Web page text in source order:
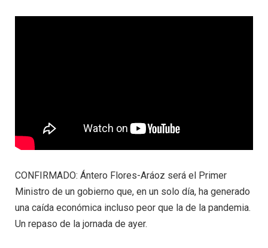
CONFIRMADO: Ántero Flores-Aráoz será el Primer
Ministro de un gobierno que, en un solo día, ha generado
una caída económica incluso peor que la de la pandemia.
Un repaso de la jornada de ayer.